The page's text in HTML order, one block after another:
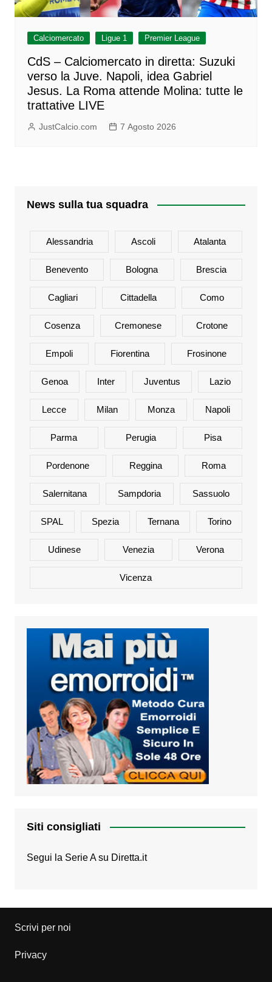
Calciomercato Ligue 1 Premier League
CdS – Calciomercato in diretta: Suzuki
verso la Juve. Napoli, idea Gabriel
Jesus. La Roma attende Molina: tutte le
trattative LIVE
JustCalcio.com 7 Agosto 2026
News sulla tua squadra
Alessandria Ascoli Atalanta
Benevento Bologna Brescia
Cagliari Cittadella Como
Cosenza Cremonese Crotone
Empoli Fiorentina Frosinone
Genoa Inter Juventus Lazio
Lecce Milan Monza Napoli
Parma Perugia Pisa
Pordenone Reggina Roma
Salernitana Sampdoria Sassuolo
SPAL Spezia Ternana Torino
Udinese Venezia Verona
Vicenza
Siti consigliati
Segui la Serie A su Diretta.it
Scrivi per noi
Privacy